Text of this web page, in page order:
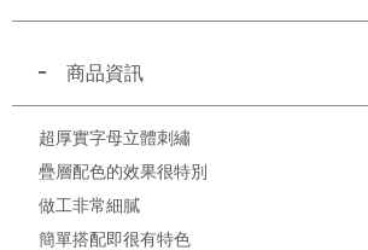
商品資訊
超厚實字母立體刺繡
疊層配色的效果很特別
做工非常細膩
簡單搭配即很有特色